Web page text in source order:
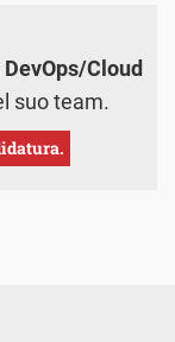
Cloud
suo team.